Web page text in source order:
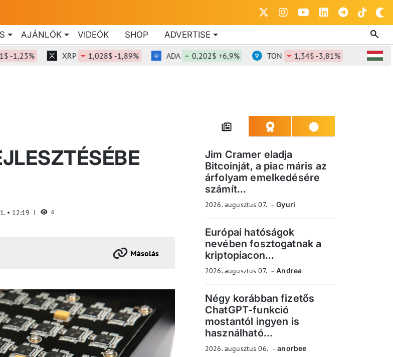
AJÁNLÓK VIDEÓK SHOP ADVERTISE
XRP 1,028$ -1,89% ADA 0,202$ +6,9% TON 1,34$ -3,81%
12:19 6
Másolás
Jim Cramer eladja
Bitcoinját, a piac máris az
árfolyam emelkedésére
számít...
2026. augusztus 07. Gyuri
Európai hatóságok
nevében fosztogatnak a
kriptopiacon...
2026. augusztus 07. Andrea
Négy korábban fizetős
ChatGPT-funkció
mostantól ingyen is
használható...
2026. augusztus 06. anorbee